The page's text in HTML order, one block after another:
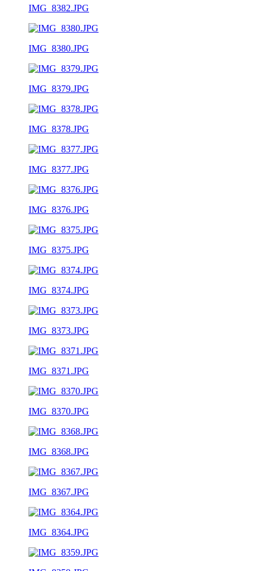
IMG_8382.JPG
IMG_8380.JPG
IMG_8379.JPG
IMG_8378.JPG
IMG_8377.JPG
IMG_8376.JPG
IMG_8375.JPG
IMG_8374.JPG
IMG_8373.JPG
IMG_8371.JPG
IMG_8370.JPG
IMG_8368.JPG
IMG_8367.JPG
IMG_8364.JPG